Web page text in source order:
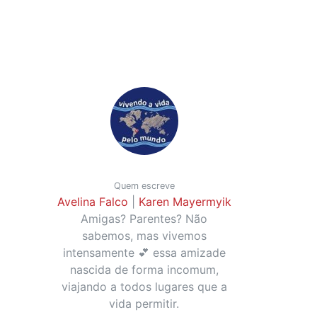
Quem escreve
Avelina Falco
Karen Mayermyik
Amigas? Parentes? Não
sabemos, mas vivemos
intensamente 💕 essa amizade
nascida de forma incomum,
viajando a todos lugares que a
vida permitir.